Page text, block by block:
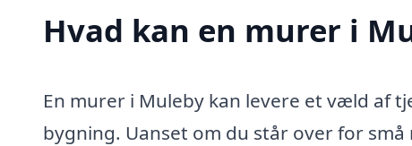
Hvad kan en murer i
En murer i Muleby kan levere et væld af
bygning. Uanset om du står over for